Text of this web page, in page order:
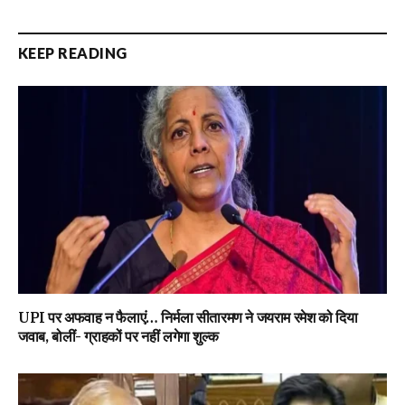
KEEP READING
UPI पर अफवाह न फैलाएं… निर्मला सीतारमण ने जयराम रमेश को दिया
जवाब, बोलीं- ग्राहकों पर नहीं लगेगा शुल्क